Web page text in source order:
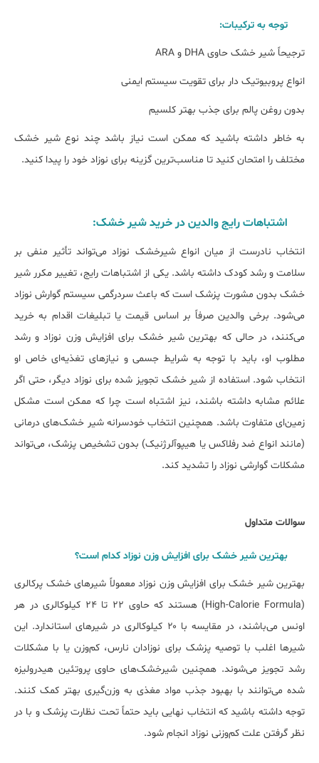
توجه به ترکیبات:
ترجیحاً شیر خشک حاوی DHA و ARA
انواع پروبیوتیک دار برای تقویت سیستم ایمنی
بدون روغن پالم برای جذب بهتر کلسیم
به خاطر داشته باشید که ممکن است نیاز باشد چند نوع شیر خشک
مختلف را امتحان کنید تا مناسب‌ترین گزینه برای نوزاد خود را پیدا کنید.
اشتباهات رایج والدین در خرید شیر خشک:
انتخاب نادرست از میان انواع شیرخشک نوزاد می‌تواند تأثیر منفی بر
سلامت و رشد کودک داشته باشد. یکی از اشتباهات رایج، تغییر مکرر شیر
خشک بدون مشورت پزشک است که باعث سردرگمی سیستم گوارش نوزاد
می‌شود. برخی والدین صرفاً بر اساس قیمت یا تبلیغات اقدام به خرید
می‌کنند، در حالی که بهترین شیر خشک برای افزایش وزن نوزاد و رشد
مطلوب او، باید با توجه به شرایط جسمی و نیازهای تغذیه‌ای خاص او
انتخاب شود. استفاده از شیر خشک تجویز شده برای نوزاد دیگر، حتی اگر
علائم مشابه داشته باشند، نیز اشتباه است چرا که ممکن است مشکل
زمین‌ای متفاوت باشد. همچنین انتخاب خودسرانه شیر خشک‌های درمانی
(مانند انواع ضد رفلاکس یا هیپوآلرژنیک) بدون تشخیص پزشک، می‌تواند
مشکلات گوارشی نوزاد را تشدید کند.
سوالات متداول
بھترین شیر خشک برای افزایش وزن نوزاد کدام است؟
بهترین شیر خشک برای افزایش وزن نوزاد معمولاً شیرهای خشک پرکالری
(High-Calorie Formula) هستند که حاوی ۲۲ تا ۲۴ کیلوکالری در هر
اونس می‌باشند، در مقایسه با ۲۰ کیلوکالری در شیرهای استاندارد. این
شیرها اغلب با توصیه پزشک برای نوزادان نارس، کم‌وزن یا با مشکلات
رشد تجویز می‌شوند. همچنین شیرخشک‌های حاوی پروتئین هیدرولیزه
شده می‌توانند با بهبود جذب مواد مغذی به وزن‌گیری بهتر کمک کنند.
توجه داشته باشید که انتخاب نهایی باید حتماً تحت نظارت پزشک و با در
نظر گرفتن علت کم‌وزنی نوزاد انجام شود.